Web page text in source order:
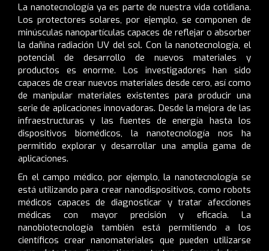
La nanotecnología ya es parte de nuestra vida cotidiana.
Los protectores solares, por ejemplo, se componen de
minúsculas nanopartículas capaces de reflejar o absorber
la dañina radiación UV del sol. Con la nanotecnología, el
potencial de desarrollo de nuevos materiales y
productos es enorme. Los investigadores han sido
capaces de crear nuevos materiales desde cero, así como
de manipular materiales existentes para producir una
serie de aplicaciones innovadoras. Desde la mejora de las
infraestructuras y las fuentes de energía hasta los
dispositivos biomédicos, la nanotecnología nos ha
permitido explorar y desarrollar una amplia gama de
aplicaciones.
En el campo médico, por ejemplo, la nanotecnología se
está utilizando para crear nanodispositivos, como robots
médicos capaces de diagnosticar y tratar afecciones
médicas con mayor precisión y eficacia. La
nanobiotecnología también está permitiendo a los
científicos crear nanomateriales que pueden utilizarse